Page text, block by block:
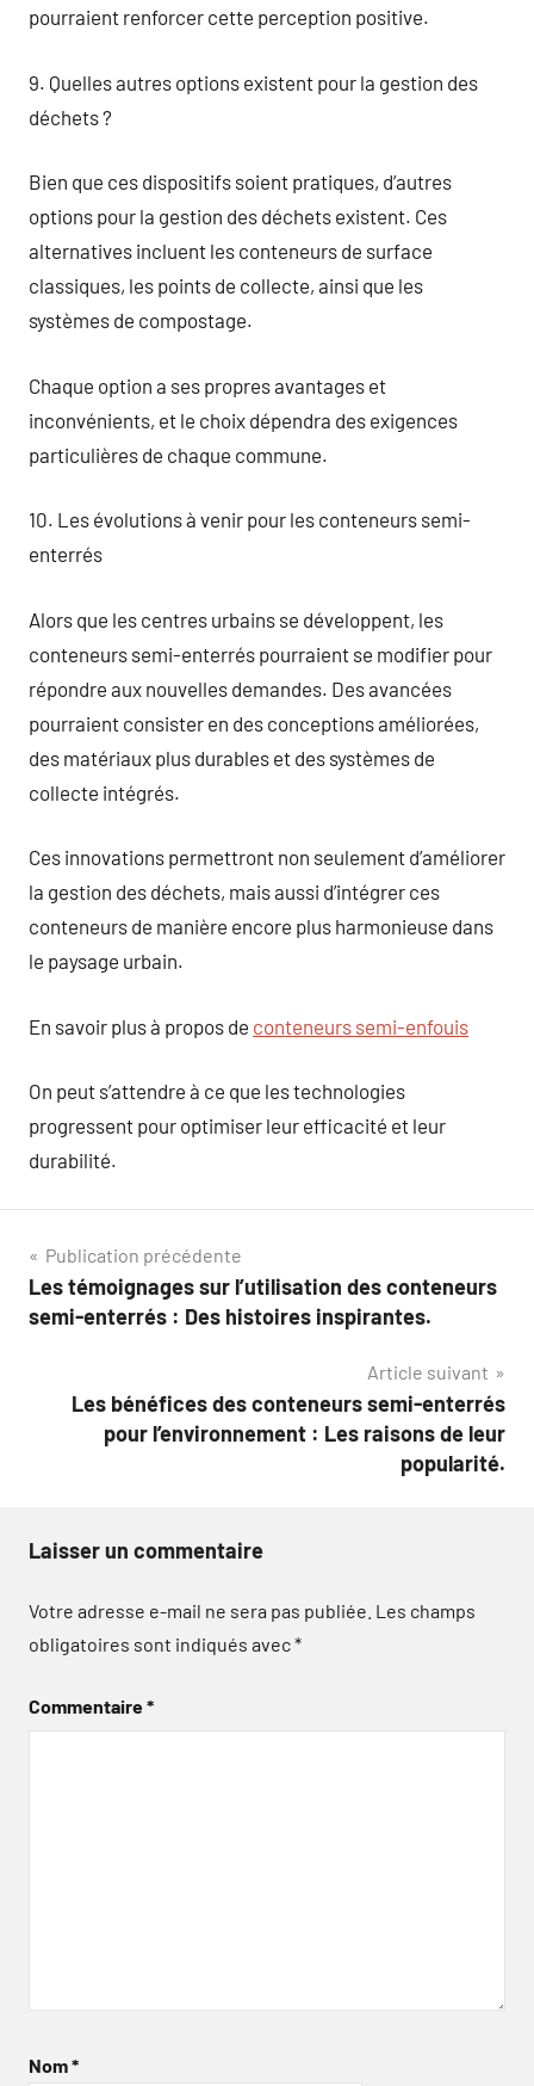
pourraient renforcer cette perception positive.
9. Quelles autres options existent pour la gestion des
déchets ?
Bien que ces dispositifs soient pratiques, d’autres
options pour la gestion des déchets existent. Ces
alternatives incluent les conteneurs de surface
classiques, les points de collecte, ainsi que les
systèmes de compostage.
Chaque option a ses propres avantages et
inconvénients, et le choix dépendra des exigences
particulières de chaque commune.
10. Les évolutions à venir pour les conteneurs semi-
enterrés
Alors que les centres urbains se développent, les
conteneurs semi-enterrés pourraient se modifier pour
répondre aux nouvelles demandes. Des avancées
pourraient consister en des conceptions améliorées,
des matériaux plus durables et des systèmes de
collecte intégrés.
Ces innovations permettront non seulement d’améliorer
la gestion des déchets, mais aussi d’intégrer ces
conteneurs de manière encore plus harmonieuse dans
le paysage urbain.
En savoir plus à propos de conteneurs semi-enfouis
On peut s’attendre à ce que les technologies
progressent pour optimiser leur efficacité et leur
durabilité.
Navigation
de
Publication précédente
Les témoignages sur l’utilisation des conteneurs
semi-enterrés : Des histoires inspirantes.
Article suivant
Les bénéfices des conteneurs semi-enterrés
pour l’environnement : Les raisons de leur
popularité.
Laisser un commentaire
Votre adresse e-mail ne sera pas publiée. Les champs
obligatoires sont indiqués avec*
Commentaire*
Nom*